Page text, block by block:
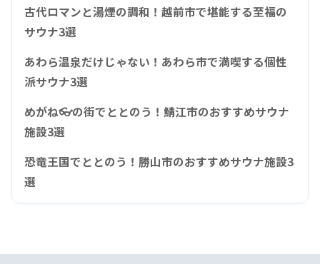
古代ロマンと湯煙の調和！越前市で堪能する至福の
サウナ3選
あわら温泉だけじゃない！あわら市で満喫する個性
派サウナ3選
めがね👓の街でととのう！鯖江市のおすすめサウナ
施設3選
恐竜王国でととのう！勝山市のおすすめサウナ施設3
選